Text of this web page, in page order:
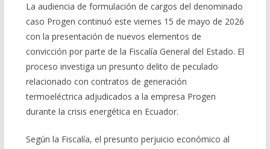
La audiencia de formulación de cargos del denominado
caso Progen continuó este viernes 15 de mayo de 2026
con la presentación de nuevos elementos de
convicción por parte de la Fiscalía General del Estado. El
proceso investiga un presunto delito de peculado
relacionado con contratos de generación
termoeléctrica adjudicados a la empresa Progen
durante la crisis energética en Ecuador.
Según la Fiscalía, el presunto perjuicio económico al